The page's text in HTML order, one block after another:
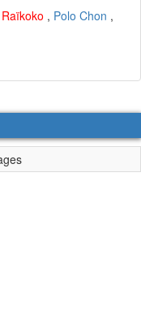
Raïkoko , Polo Chon ,